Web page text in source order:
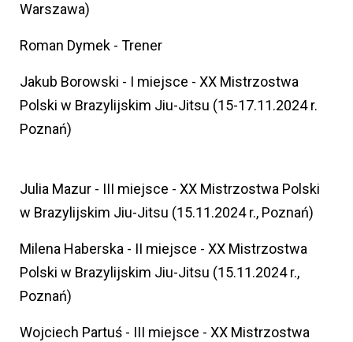
Warszawa)
Roman Dymek - Trener
Jakub Borowski - I miejsce - XX Mistrzostwa
Polski w Brazylijskim Jiu-Jitsu (15-17.11.2024 r.
Poznań)
Julia Mazur - III miejsce - XX Mistrzostwa Polski
w Brazylijskim Jiu-Jitsu (15.11.2024 r., Poznań)
Milena Haberska - II miejsce - XX Mistrzostwa
Polski w Brazylijskim Jiu-Jitsu (15.11.2024 r.,
Poznań)
Wojciech Partuś - III miejsce - XX Mistrzostwa